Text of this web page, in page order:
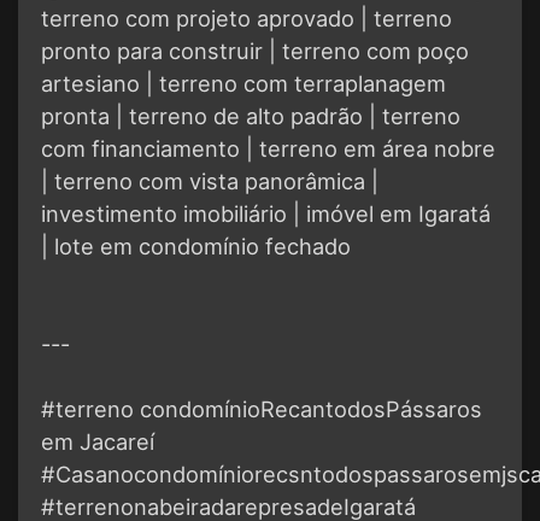
terreno com projeto aprovado | terreno
pronto para construir | terreno com poço
artesiano | terreno com terraplanagem
pronta | terreno de alto padrão | terreno
com financiamento | terreno em área nobre
| terreno com vista panorâmica |
investimento imobiliário | imóvel em Igaratá
| lote em condomínio fechado
---
#terreno condomínioRecantodosPássaros
em Jacareí
#terrenonabeiradarepresadeIgaratá